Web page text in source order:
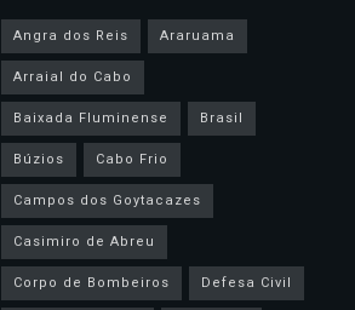
Angra dos Reis
Araruama
Arraial do Cabo
Baixada Fluminense
Brasil
Búzios
Cabo Frio
Campos dos Goytacazes
Casimiro de Abreu
Corpo de Bombeiros
Defesa Civil